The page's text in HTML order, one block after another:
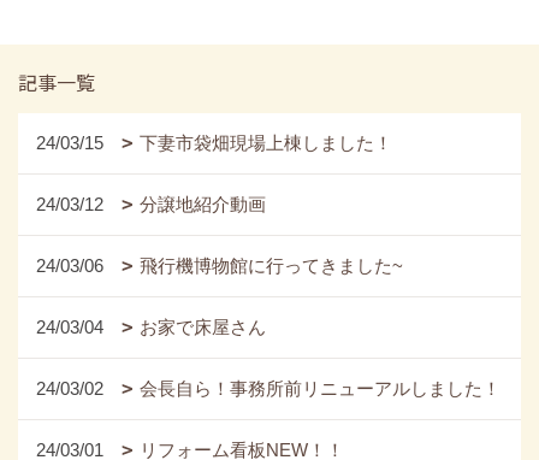
記事一覧
24/03/15 下妻市袋畑現場上棟しました！
24/03/12 分譲地紹介動画
24/03/06 飛行機博物館に行ってきました~
24/03/04 お家で床屋さん
24/03/02 会長自ら！事務所前リニューアルしました！
24/03/01 リフォーム看板NEW！！